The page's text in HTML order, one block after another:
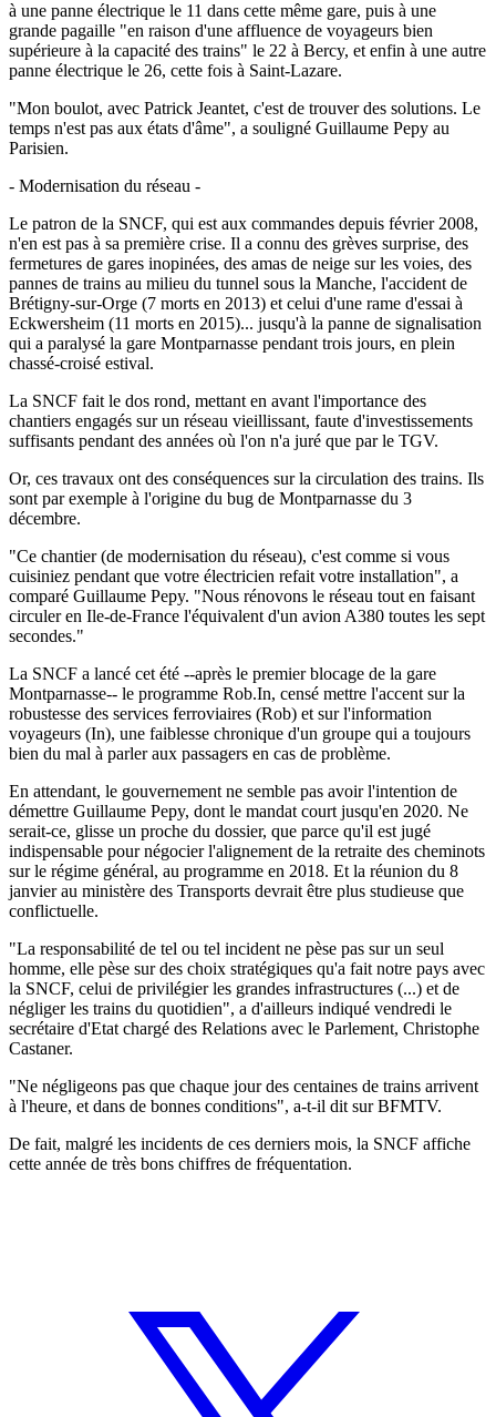
à une panne électrique le 11 dans cette même gare, puis à une
grande pagaille "en raison d'une affluence de voyageurs bien
supérieure à la capacité des trains" le 22 à Bercy, et enfin à une autre
panne électrique le 26, cette fois à Saint-Lazare.
"Mon boulot, avec Patrick Jeantet, c'est de trouver des solutions. Le
temps n'est pas aux états d'âme", a souligné Guillaume Pepy au
Parisien.
- Modernisation du réseau -
Le patron de la SNCF, qui est aux commandes depuis février 2008,
n'en est pas à sa première crise. Il a connu des grèves surprise, des
fermetures de gares inopinées, des amas de neige sur les voies, des
pannes de trains au milieu du tunnel sous la Manche, l'accident de
Brétigny-sur-Orge (7 morts en 2013) et celui d'une rame d'essai à
Eckwersheim (11 morts en 2015)... jusqu'à la panne de signalisation
qui a paralysé la gare Montparnasse pendant trois jours, en plein
chassé-croisé estival.
La SNCF fait le dos rond, mettant en avant l'importance des
chantiers engagés sur un réseau vieillissant, faute d'investissements
suffisants pendant des années où l'on n'a juré que par le TGV.
Or, ces travaux ont des conséquences sur la circulation des trains. Ils
sont par exemple à l'origine du bug de Montparnasse du 3
décembre.
"Ce chantier (de modernisation du réseau), c'est comme si vous
cuisiniez pendant que votre électricien refait votre installation", a
comparé Guillaume Pepy. "Nous rénovons le réseau tout en faisant
circuler en Ile-de-France l'équivalent d'un avion A380 toutes les sept
secondes."
La SNCF a lancé cet été --après le premier blocage de la gare
Montparnasse-- le programme Rob.In, censé mettre l'accent sur la
robustesse des services ferroviaires (Rob) et sur l'information
voyageurs (In), une faiblesse chronique d'un groupe qui a toujours
bien du mal à parler aux passagers en cas de problème.
En attendant, le gouvernement ne semble pas avoir l'intention de
démettre Guillaume Pepy, dont le mandat court jusqu'en 2020. Ne
serait-ce, glisse un proche du dossier, que parce qu'il est jugé
indispensable pour négocier l'alignement de la retraite des cheminots
sur le régime général, au programme en 2018. Et la réunion du 8
janvier au ministère des Transports devrait être plus studieuse que
conflictuelle.
"La responsabilité de tel ou tel incident ne pèse pas sur un seul
homme, elle pèse sur des choix stratégiques qu'a fait notre pays avec
la SNCF, celui de privilégier les grandes infrastructures (...) et de
négliger les trains du quotidien", a d'ailleurs indiqué vendredi le
secrétaire d'Etat chargé des Relations avec le Parlement, Christophe
Castaner.
"Ne négligeons pas que chaque jour des centaines de trains arrivent
à l'heure, et dans de bonnes conditions", a-t-il dit sur BFMTV.
De fait, malgré les incidents de ces derniers mois, la SNCF affiche
cette année de très bons chiffres de fréquentation.